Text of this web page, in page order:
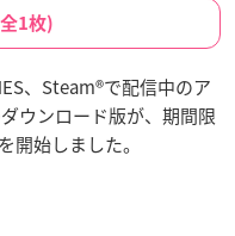
1枚)
、Steam®で配信中のア
ウンロード版が、期間限
開始しました。